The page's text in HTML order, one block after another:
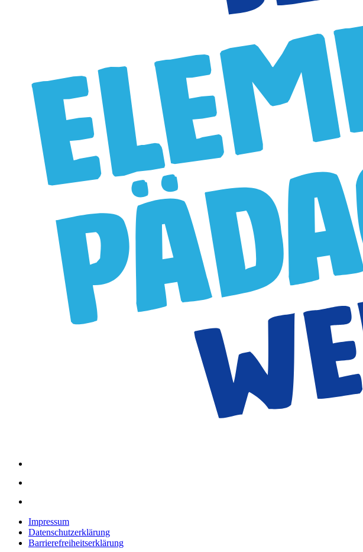
Impressum
Datenschutzerklärung
Barrierefreiheitserklärung